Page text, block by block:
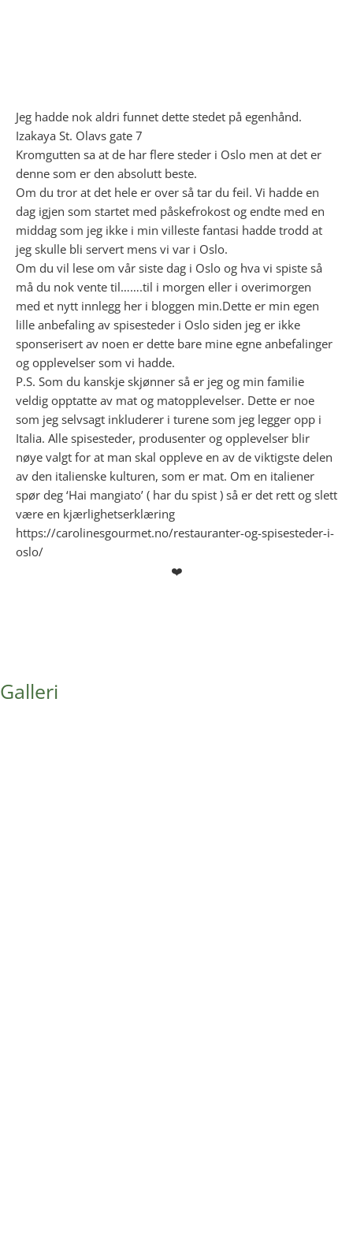
Jeg hadde nok aldri funnet dette stedet på egenhånd.
Izakaya St. Olavs gate 7
Kromgutten sa at de har flere steder i Oslo men at det er
denne som er den absolutt beste.
Om du tror at det hele er over så tar du feil. Vi hadde en
dag igjen som startet med påskefrokost og endte med en
middag som jeg ikke i min villeste fantasi hadde trodd at
jeg skulle bli servert mens vi var i Oslo.
Om du vil lese om vår siste dag i Oslo og hva vi spiste så
må du nok vente til…….til i morgen eller i overimorgen
med et nytt innlegg her i bloggen min.Dette er min egen
lille anbefaling av spisesteder i Oslo siden jeg er ikke
sponserisert av noen er dette bare mine egne anbefalinger
og opplevelser som vi hadde.
P.S. Som du kanskje skjønner så er jeg og min familie
veldig opptatte av mat og matopplevelser. Dette er noe
som jeg selvsagt inkluderer i turene som jeg legger opp i
Italia. Alle spisesteder, produsenter og opplevelser blir
nøye valgt for at man skal oppleve en av de viktigste delen
av den italienske kulturen, som er mat. Om en italiener
spør deg ‘Hai mangiato’ ( har du spist ) så er det rett og slett
være en kjærlighetserklæring
https://carolinesgourmet.no/restauranter-og-spisesteder-i-
oslo/
❤️
Galleri